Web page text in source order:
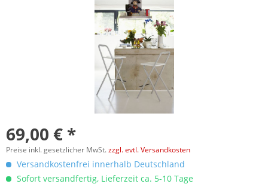
69,00 € *
Preise inkl. gesetzlicher MwSt.zzgl. evtl. Versandkosten
Versandkostenfrei innerhalb Deutschland
Sofort versandfertig, Lieferzeit ca. 5-10 Tage